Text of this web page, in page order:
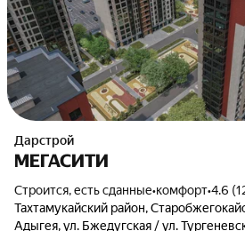
Дарстрой
МЕГАСИТИ
Строится, есть сданные•комфорт•4.6
Тахтамукайский район,
Адыгея, ул. Бжедугская / ул.